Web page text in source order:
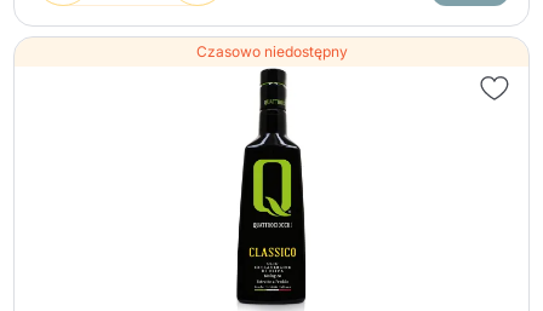
Czasowo niedostępny